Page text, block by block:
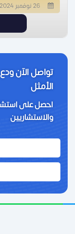
26 نوفمبر 2024
تواصل الآن
الأمثل
احصل على
والاستشاريين